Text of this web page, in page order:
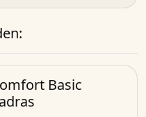
Basic